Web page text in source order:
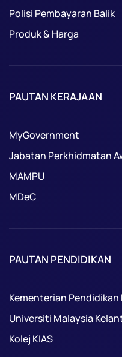
Polisi Pembayaran Balik
Produk & Harga
PAUTAN KERAJAAN
MyGovernment
Jabatan Perkhidmatan
MAMPU
MDeC
PAUTAN PENDIDIKAN
Kementerian Pendidikan
Universiti Malaysia
Kolej KIAS